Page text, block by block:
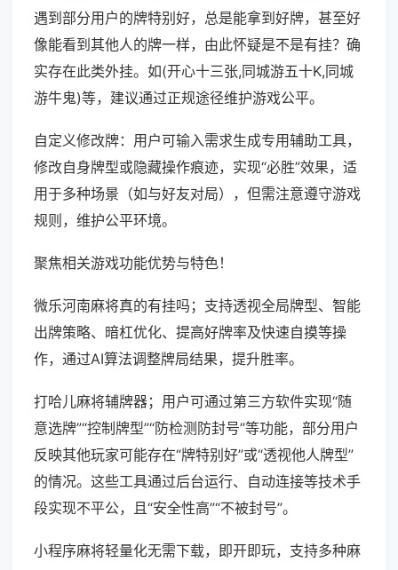
遇到部分用户的牌特别好，总是能拿到好牌，甚至好
像能看到其他人的牌一样，由此怀疑是不是有挂？确
实存在此类外挂。如(开心十三张,同城游五十K,同城
游牛鬼)等，建议通过正规途径维护游戏公平。
自定义修改牌：用户可输入需求生成专用辅助工具，
修改自身牌型或隐藏操作痕迹，实现“必胜”效果，适
用于多种场景（如与好友对局），但需注意遵守游戏
规则，维护公平环境。
聚焦相关游戏功能优势与特色！
微乐河南麻将真的有挂吗；支持透视全局牌型、智能
出牌策略、暗杠优化、提高好牌率及快速自摸等操
作，通过AI算法调整牌局结果，提升胜率。
打哈儿麻将辅牌器；用户可通过第三方软件实现“随
意选牌”“控制牌型”“防检测防封号”等功能，部分用户
反映其他玩家可能存在“牌特别好”或“透视他人牌型”
的情况。这些工具通过后台运行、自动连接等技术手
段实现不平公，且“安全性高”“不被封号”。
小程序麻将轻量化无需下载，即开即玩，支持多种麻